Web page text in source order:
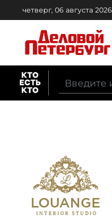
четверг, 06 августа 2026